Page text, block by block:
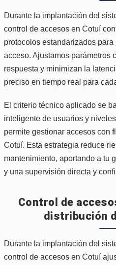
Durante la implantación del
control de accesos en Cotuí
protocolos estandarizados
acceso. Ajustamos parámetros
respuesta y minimizan la
preciso en tiempo real para
El criterio técnico aplicado se
inteligente de usuarios y
permite gestionar accesos con
Cotuí. Esta estrategia reduce
mantenimiento, aportando a tu
y una supervisión directa y
Control de
distribución
Durante la implantación del
control de accesos en Cotuí